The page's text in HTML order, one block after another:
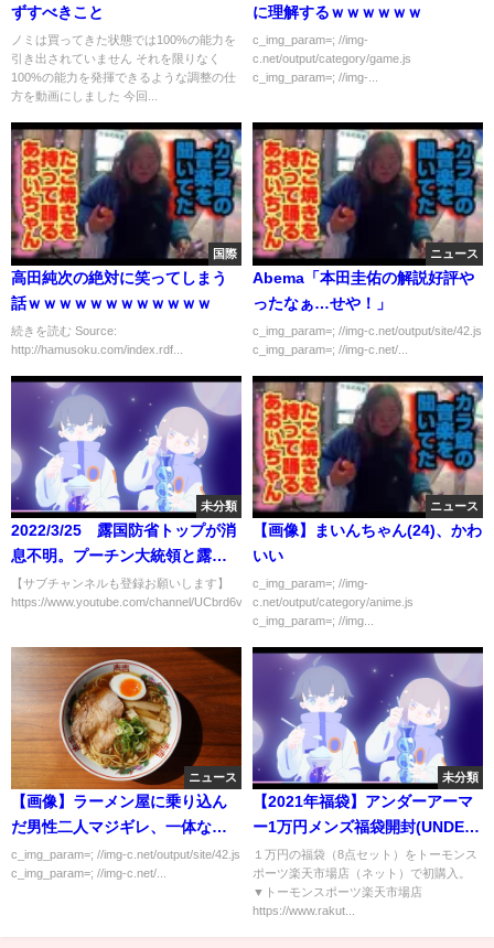
ずすべきこと
ノミは買ってきた状態では100%の能力を
引き出されていません それを限りなく
100%の能力を発揮できるような調整の仕
方を動画にしました 今回...
に理解するｗｗｗｗｗｗ
c_img_param=; //img-
c.net/output/category/game.js
c_img_param=; //img-...
国際
高田純次の絶対に笑ってしまう
話ｗｗｗｗｗｗｗｗｗｗｗｗ
続きを読む Source:
http://hamusoku.com/index.rdf...
ニュース
Abema「本田圭佑の解説好評や
ったなぁ…せや！」
c_img_param=; //img-c.net/output/site/42.js
c_img_param=; //img-c.net/...
未分類
2022/3/25 露国防省トップが消
息不明。プーチン大統領と露情
報機関が対立か。
【サブチャンネルも登録お願いします】
https://www.youtube.com/channel/UCbrd6vLcjKgw5426At...
ニュース
【画像】まいんちゃん(24)、かわ
いい
c_img_param=; //img-
c.net/output/category/anime.js
c_img_param=; //img...
ニュース
【画像】ラーメン屋に乗り込ん
だ男性二人マジギレ、一体な
ぜ……？
c_img_param=; //img-c.net/output/site/42.js
c_img_param=; //img-c.net/...
未分類
【2021年福袋】アンダーアーマ
ー1万円メンズ福袋開封(UNDER
ARMOUR)
１万円の福袋（8点セット）をトーモンス
ポーツ楽天市場店（ネット）で初購入。
▼トーモンスポーツ楽天市場店
https://www.rakut...